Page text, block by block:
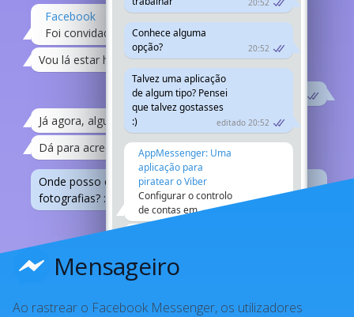
Facebook
Foi convidado para um evento...
21:08
Vou lá estar hoje.
Ha, talvez eu vá também.
21:08
Já agora, alguém pirateou o meu Viber
21:08
Dá para acreditar?
Onde posso encontrar as vossas
fotografias? :))
Não sei
20:52
20:52
Conhece alguma
opção?
editado 20:52
Talvez uma aplicação
de algum tipo? Pensei
que talvez gostasses
:)
AppMessenger: Uma
aplicação para
piratear o Viber
Configurar o controlo
de contas em...
Mensageiro
Ao rastrear o Facebook Messenger, os utilizadores